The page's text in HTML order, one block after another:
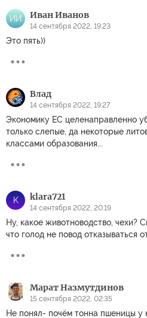
ИИ Иван Иванов
14 сентября 2022, 19:23
Это пять))
Влад
14 сентября 2022, 19:27
Экономику ЕС целенаправленно
только слепые, да некоторые
классами образования...
K klara721
14 сентября 2022, 20:19
Ну, какое животноводство, чехи?
что голод не повод отказываться
Марат Назмутдинов
15 сентября 2022, 02:35
Не понял- почём тонна пшеницы у